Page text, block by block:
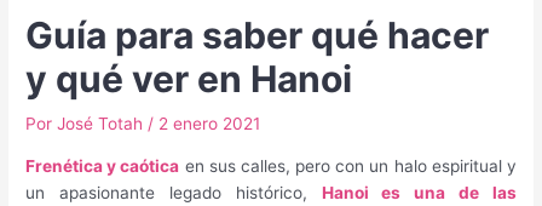
Guía para saber qué hacer
y qué ver en Hanoi
PorJosé Totah / 2 enero 2021
Frenética y caótica en sus calles, pero con un halo espiritual y
un apasionante legado histórico, Hanoi es una de las